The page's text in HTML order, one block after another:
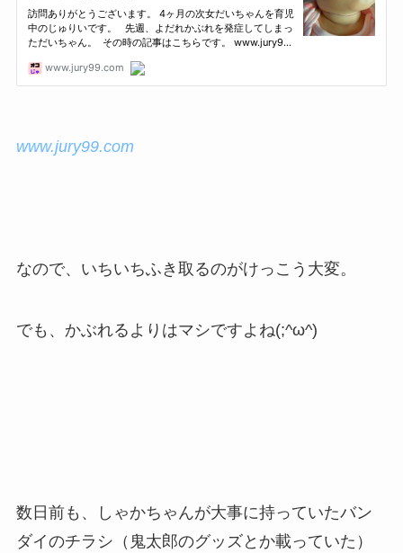
www.jury99.com
なので、いちいちふき取るのがけっこう大変。
でも、かぶれるよりはマシですよね(;^ω^)
数日前も、しゃかちゃんが大事に持っていたバン
ダイのチラシ（鬼太郎のグッズとか載っていた）